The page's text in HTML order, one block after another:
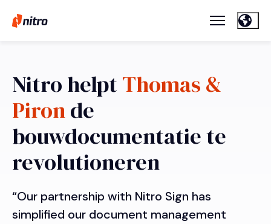
Nitro helpt Thomas &
Pironde
bouwdocumentatie te
revolutioneren
“Our partnership with Nitro Sign has
simplified our document management